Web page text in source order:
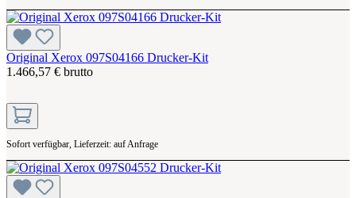
Original Xerox 097S04166 Drucker-Kit
1.466,57 € brutto
Sofort verfügbar, Lieferzeit: auf Anfrage